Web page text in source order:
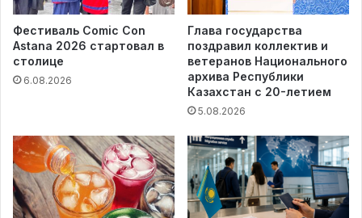
Фестиваль Comic Con
Astana 2026 стартовал в
столице
6.08.2026
Глава государства
поздравил коллектив и
ветеранов Национального
архива Республики
Казахстан с 20-летием
5.08.2026